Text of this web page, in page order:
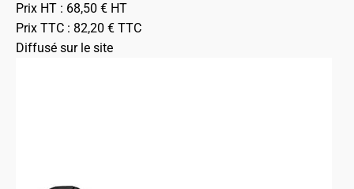
Prix HT : 68,50 € HT
Prix TTC : 82,20 € TTC
Diffusé sur le site